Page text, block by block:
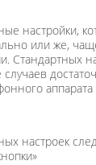
настройки,
или же,
Стандартных
настроек